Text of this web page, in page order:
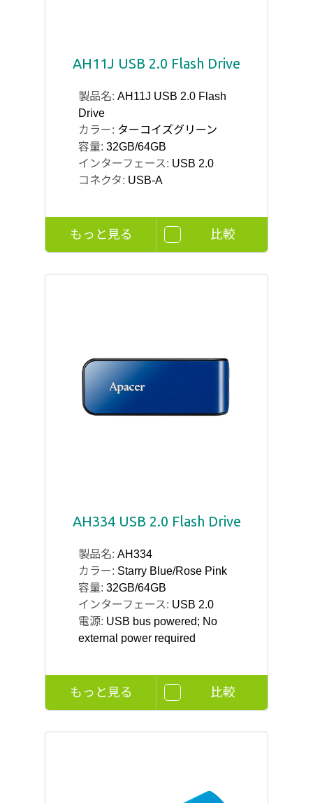
AH11J USB 2.0 Flash Drive
製品名: AH11J USB 2.0 Flash
Drive
カラー: ターコイズグリーン
容量: 32GB/64GB
インターフェース: USB 2.0
コネクタ: USB-A
もっと見る 比較
AH334 USB 2.0 Flash Drive
製品名: AH334
カラー: Starry Blue/Rose Pink
容量: 32GB/64GB
インターフェース: USB 2.0
電源: USB bus powered; No
external power required
もっと見る 比較